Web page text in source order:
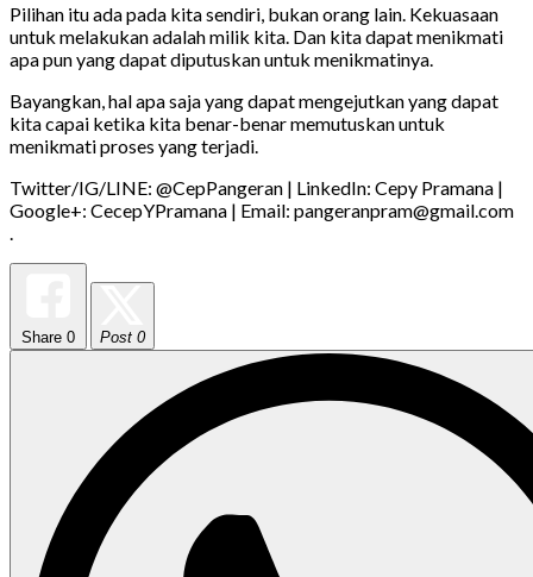
Pilihan itu ada pada kita sendiri, bukan orang lain. Kekuasaan
untuk melakukan adalah milik kita. Dan kita dapat menikmati
apa pun yang dapat diputuskan untuk menikmatinya.
Bayangkan, hal apa saja yang dapat mengejutkan yang dapat
kita capai ketika kita benar-benar memutuskan untuk
menikmati proses yang terjadi.
Twitter/IG/LINE: @CepPangeran | LinkedIn: Cepy Pramana |
Google+: CecepYPramana | Email: pangeranpram@gmail.com
.
Share 0 Post 0